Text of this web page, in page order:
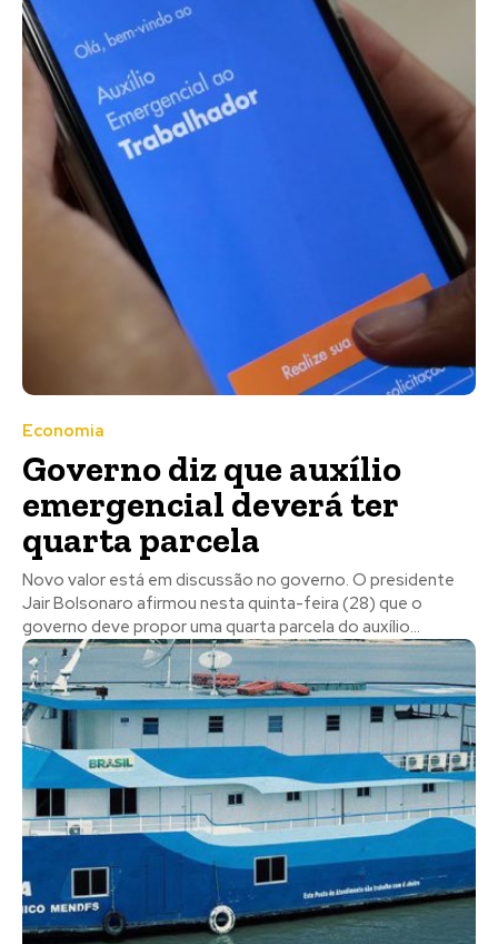
Economia
Governo diz que auxílio
emergencial deverá ter
quarta parcela
Novo valor está em discussão no governo. O presidente
Jair Bolsonaro afirmou nesta quinta-feira (28) que o
governo deve propor uma quarta parcela do auxílio...